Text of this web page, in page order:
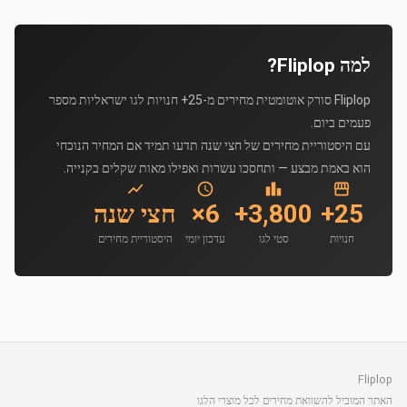
למה Fliplop?
Fliplop סורק אוטומטית מחירים מ-25+ חנויות לגו ישראליות מספר
פעמים ביום.
עם היסטוריית מחירים של חצי שנה תדעו תמיד אם המחיר הנוכחי
הוא באמת מבצע — ותחסכו עשרות ואפילו מאות שקלים בקנייה.
25+
חנויות
3,800+
סטי לגו
6×
עדכון יומי
חצי שנה
היסטוריית מחירים
Fliplop
האתר המוביל להשוואת מחירים לכל מוצרי הלגו